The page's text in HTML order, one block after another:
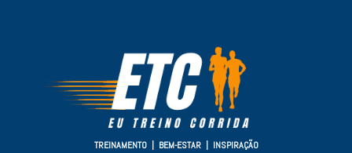
TREINAMENTO | BEM-ESTAR | INSPIRAÇÃO